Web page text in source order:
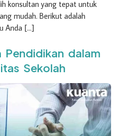
konsultan yang tepat untuk
mudah. Berikut adalah
Anda […]
dalam
Sekolah